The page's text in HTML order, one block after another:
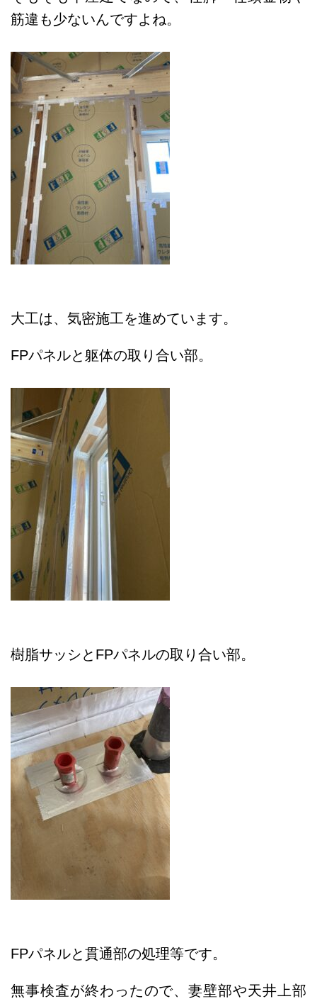
筋違も少ないんですよね。
大工は、気密施工を進めています。
FPパネルと躯体の取り合い部。
樹脂サッシとFPパネルの取り合い部。
FPパネルと貫通部の処理等です。
無事検査が終わったので、妻壁部や天井上部